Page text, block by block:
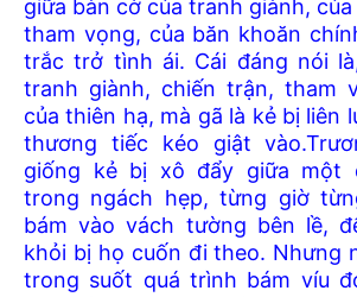
giữa bàn cờ của tranh giành,
tham vọng, của băn khoăn
trắc trở tình ái. Cái đáng nói
tranh giành, chiến trận, tham
của thiên hạ, mà gã là kẻ bị liên
thương tiếc kéo giật
giống kẻ bị xô đẩy giữa một
trong ngách hẹp, từng giờ
bám vào vách tường bên lề,
khỏi bị họ cuốn đi theo. Nhưng
trong suốt quá trình bám víu